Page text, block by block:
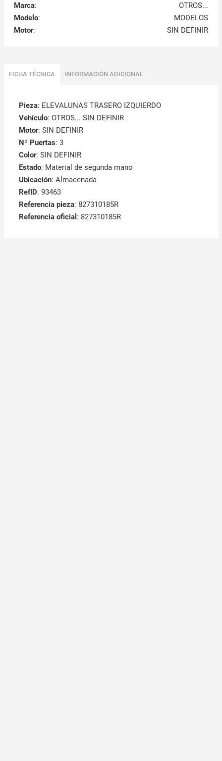
Marca:
OTROS...
Modelo:
MODELOS
Motor: SIN DEFINIR
FICHA TÉCNICA INFORMACIÓN ADICIONAL
Pieza: ELEVALUNAS TRASERO IZQUIERDO
Vehículo: OTROS... SIN DEFINIR
Motor: SIN DEFINIR
Nº Puertas: 3
Color: SIN DEFINIR
Estado: Material de segunda mano
Ubicación: Almacenada
RefID: 93463
Referencia pieza: 827310185R
Referencia oficial : 827310185R